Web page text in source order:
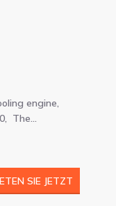
engine,
The…
SIE JETZT